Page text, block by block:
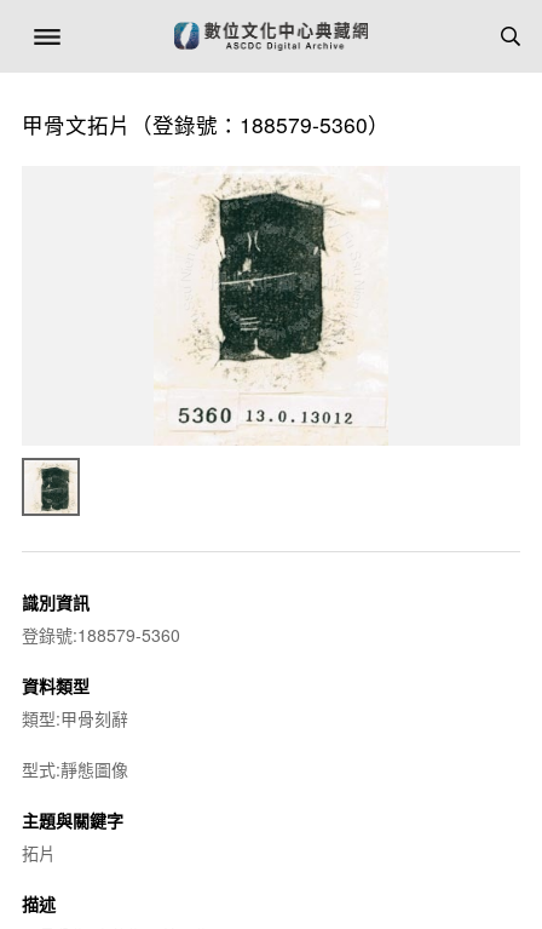
甲骨文拓片（登錄號：188579-5360）
識別資訊
登錄號:188579-5360
資料類型
類型:甲骨刻辭
型式:靜態圖像
主題與關鍵字
拓片
描述